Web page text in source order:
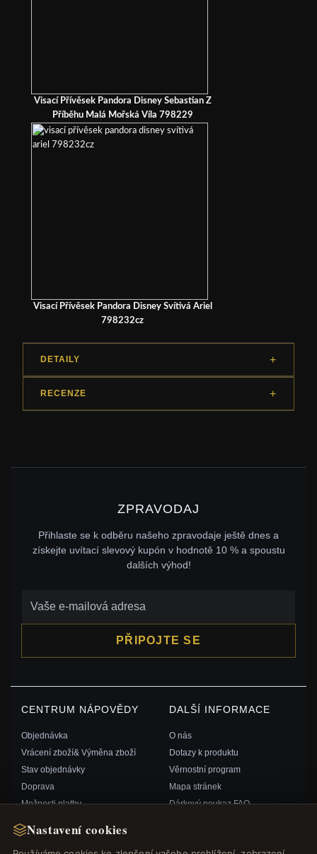
Nastavení cookies
Visací Přívěsek Pandora Disney Sebastian Z
Příběhu Malá Mořská Víla 798229
Visací Přívěsek Pandora Disney Svítivá Ariel
798232cz
DETAILY
RECENZE
ZPRAVODAJ
Přihlaste se k odběru našeho zpravodaje ještě dnes a
získejte uvítací slevový kupón v hodnotě 10 % a spoustu
dalších výhod!
PŘIPOJTE SE
CENTRUM NÁPOVĚDY
Objednávka
Vrácení zboží& Výměna zboží
Stav objednávky
Doprava
Možnosti platby
Kontaktujte nás
DALŠÍ INFORMACE
O nás
Dotazy k produktu
Věrnostní program
Mapa stránek
Dárkový poukaz FAQ